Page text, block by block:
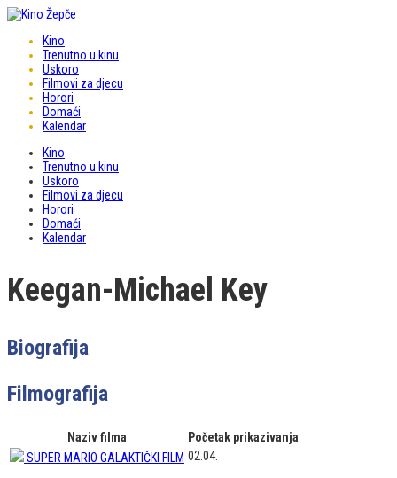
Kino
Trenutno u kinu
Uskoro
Filmovi za djecu
Horori
Domaći
Kalendar
Kino
Trenutno u kinu
Uskoro
Filmovi za djecu
Horori
Domaći
Kalendar
Keegan-Michael Key
Biografija
Filmografija
Naziv filma
Početak prikazivanja
SUPER MARIO GALAKTIČKI FILM 02.04.